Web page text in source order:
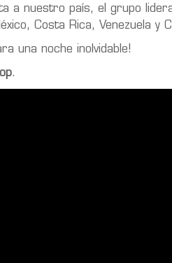
a nuestro país, el grupo
Costa Rica, Venezuela y
una noche inolvidable!
.